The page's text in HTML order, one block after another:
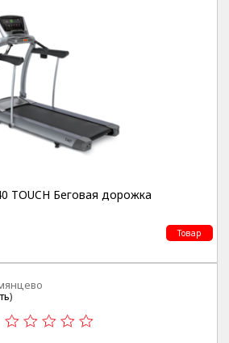
TOUCH Беговая дорожка
Товар
)